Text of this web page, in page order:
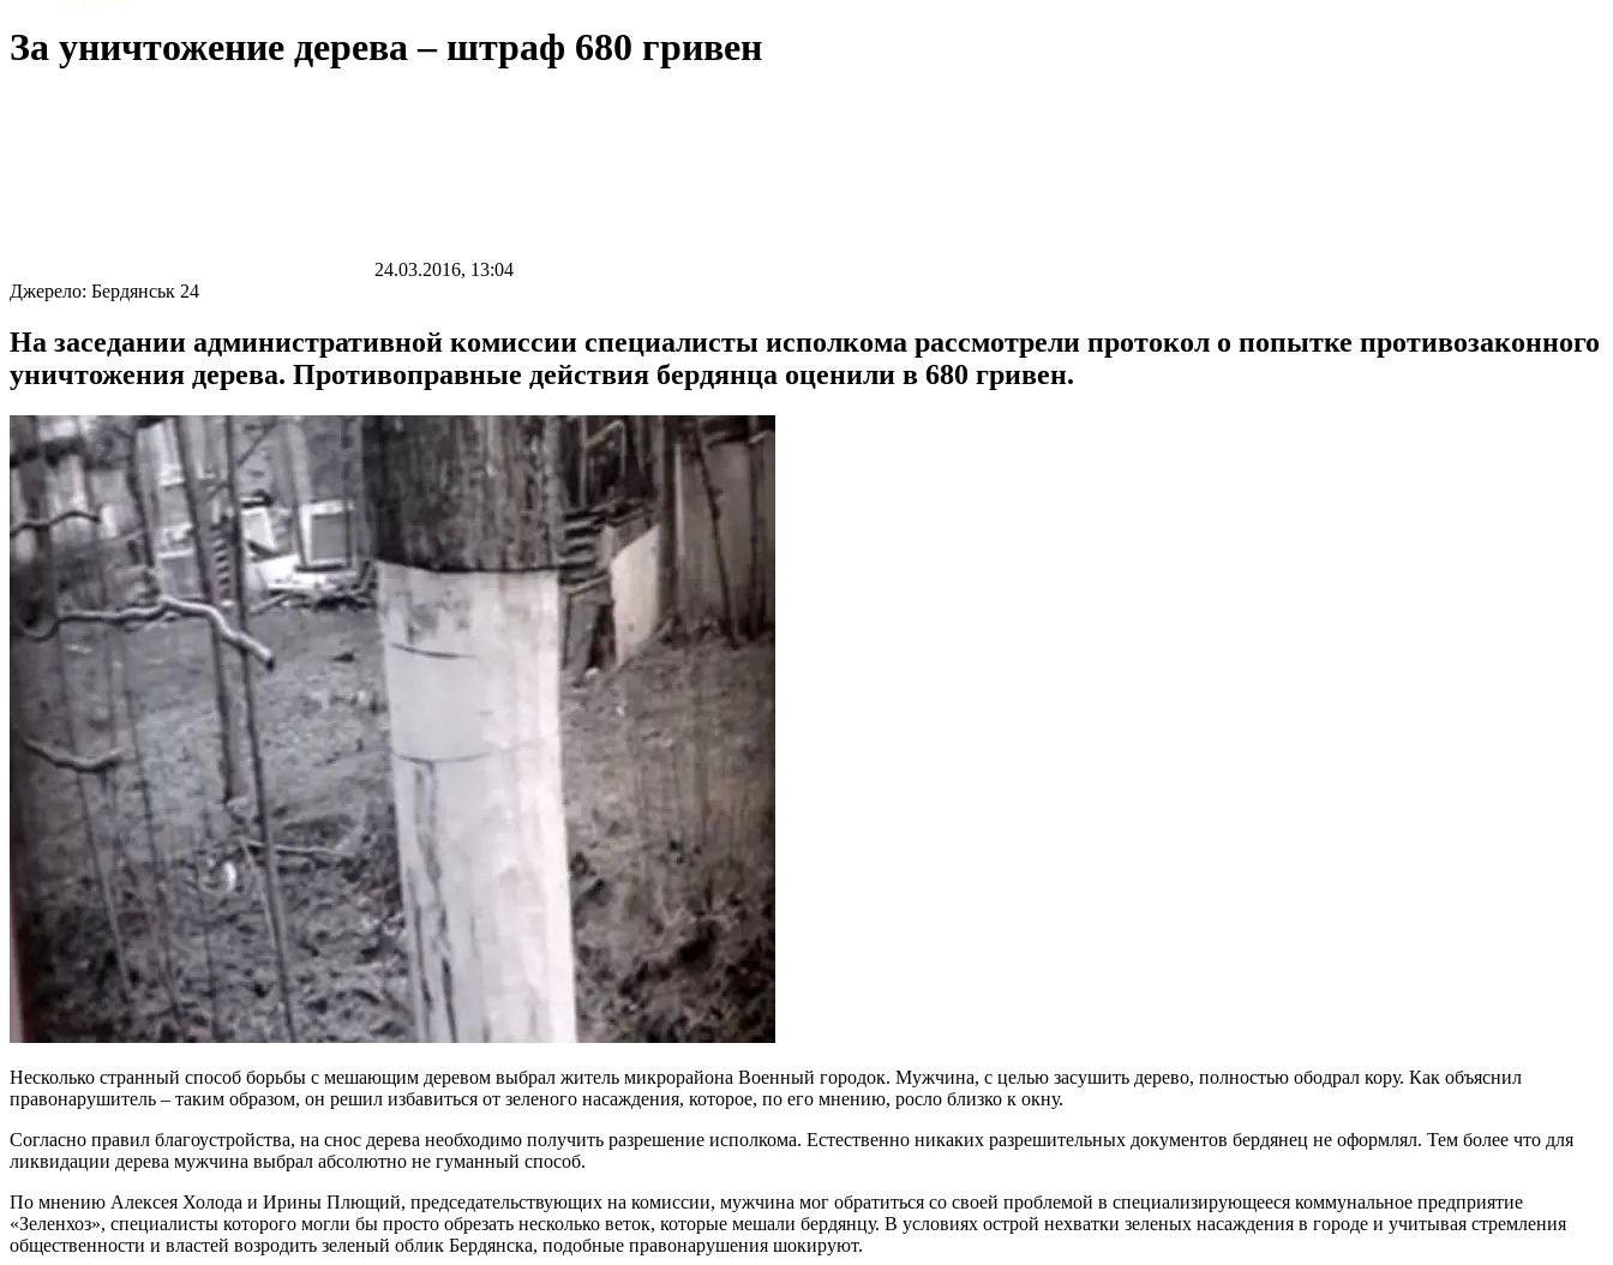
За уничтожение дерева – штраф 680 гривен
24.03.2016, 13:04
Джерело: Бердянськ 24
На заседании административной комиссии специалисты исполкома рассмотрели протокол о попытке противозаконного
уничтожения дерева. Противоправные действия бердянца оценили в 680 гривен.
Несколько странный способ борьбы с мешающим деревом выбрал житель микрорайона Военный городок. Мужчина, с целью засушить дерево, полностью ободрал кору. Как объяснил
правонарушитель – таким образом, он решил избавиться от зеленого насаждения, которое, по его мнению, росло близко к окну.
Согласно правил благоустройства, на снос дерева необходимо получить разрешение исполкома. Естественно никаких разрешительных документов бердянец не оформлял. Тем более что для
ликвидации дерева мужчина выбрал абсолютно не гуманный способ.
По мнению Алексея Холода и Ирины Плющий, председательствующих на комиссии, мужчина мог обратиться со своей проблемой в специализирующееся коммунальное предприятие
«Зеленхоз», специалисты которого могли бы просто обрезать несколько веток, которые мешали бердянцу. В условиях острой нехватки зеленых насаждения в городе и учитывая стремления
общественности и властей возродить зеленый облик Бердянска, подобные правонарушения шокируют.